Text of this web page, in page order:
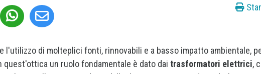
l'utilizzo di molteplici fonti, rinnovabili e a basso impatto ambientale,
un ruolo fondamentale è dato dai trasformatori elettrici,